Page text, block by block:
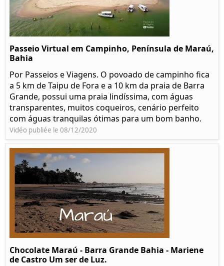
Passeio Virtual em Campinho, Península de Maraú,
Bahia
Por Passeios e Viagens. O povoado de campinho fica
a 5 km de Taipu de Fora e a 10 km da praia de Barra
Grande, possui uma praia lindíssima, com águas
transparentes, muitos coqueiros, cenário perfeito
com águas tranquilas ótimas para um bom banho.
Vidéo publiée le 08/12/2020
Chocolate Maraú - Barra Grande Bahia - Mariene
de Castro Um ser de Luz.